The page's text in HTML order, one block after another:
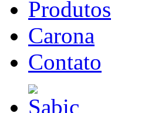
Produtos
Carona
Contato